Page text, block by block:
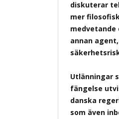
diskuterar
mer
annan
Utlänningar
fängelse
danska
som även